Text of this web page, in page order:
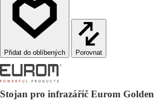
Porovnat
Stojan pro infrazářič Eurom Golden